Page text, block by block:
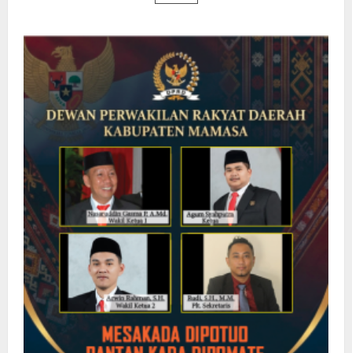
Tegaskan
Kepemimpinan
dalam
Digital,
serta
di
Industri
Asuransi
Jiwa